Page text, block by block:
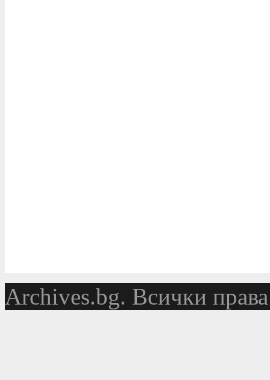
Аrchives.bg. Всички права